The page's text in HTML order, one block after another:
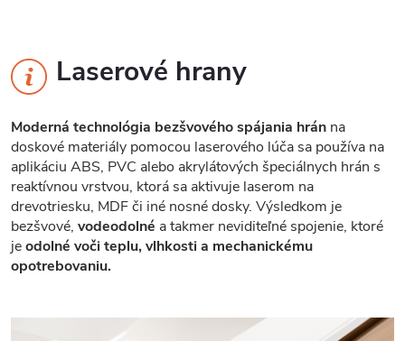
Laserové hrany
Moderná technológia bezšvového spájania hrán na
doskové materiály pomocou laserového lúča sa používa na
aplikáciu ABS, PVC alebo akrylátových špeciálnych hrán s
reaktívnou vrstvou, ktorá sa aktivuje laserom na
drevotriesku, MDF či iné nosné dosky. Výsledkom je
bezšvové, vodeodolné a takmer neviditeľné spojenie, ktoré
jeodolné voči teplu, vlhkosti a mechanickému
opotrebovaniu.